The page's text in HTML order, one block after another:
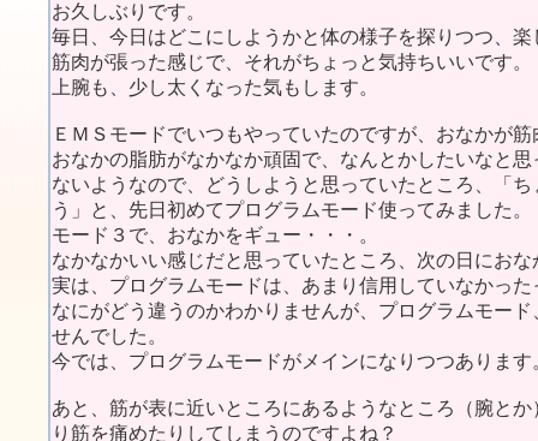
お久しぶりです。
毎日、今日はどこにしようかと体の様子を探りつつ、楽
筋肉が張った感じで、それがちょっと気持ちいいです。
上腕も、少し太くなった気もします。
ＥＭＳモードでいつもやっていたのですが、おなかが
おなかの脂肪がなかなか頑固で、なんとかしたいなと
ないようなので、どうしようと思っていたところ、「
う」と、先日初めてプログラムモード使ってみました。
モード３で、おなかをギュー・・・。
なかなかいい感じだと思っていたところ、次の日にお
実は、プログラムモードは、あまり信用していなかっ
なにがどう違うのかわかりませんが、プログラムモー
せんでした。
今では、プログラムモードがメインになりつつあります
あと、筋が表に近いところにあるようなところ（腕と
り筋を痛めたりしてしまうのですよね？